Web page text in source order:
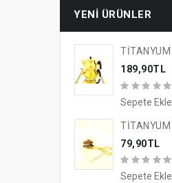
YENI ÜRÜNLER
189,90TL
Sepete Ekle
79,90TL
Sepete Ekle